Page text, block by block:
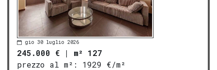
gio 30 luglio 2026
245.000 € | m² 127
prezzo al m²:
1929 €/m²